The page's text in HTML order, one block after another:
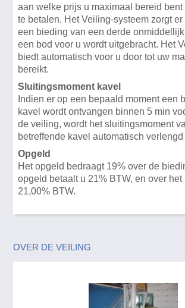
aan welke prijs u maximaal bereid bent
te betalen. Het Veiling-systeem zorgt er
een bieding van een derde
een bod voor u wordt uitgebracht. Het
biedt automatisch voor u door tot uw
bereikt.
Sluitingsmoment kavel
Indien er op een bepaald moment een
kavel wordt ontvangen binnen 5 min
de veiling, wordt het sluitingsmoment
betreffende kavel automatisch
Opgeld
Het opgeld bedraagt 19% over de
opgeld betaalt u 21% BTW, en over het
21,00% BTW.
OVER DE VEILING